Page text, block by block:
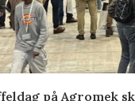
på Agromek